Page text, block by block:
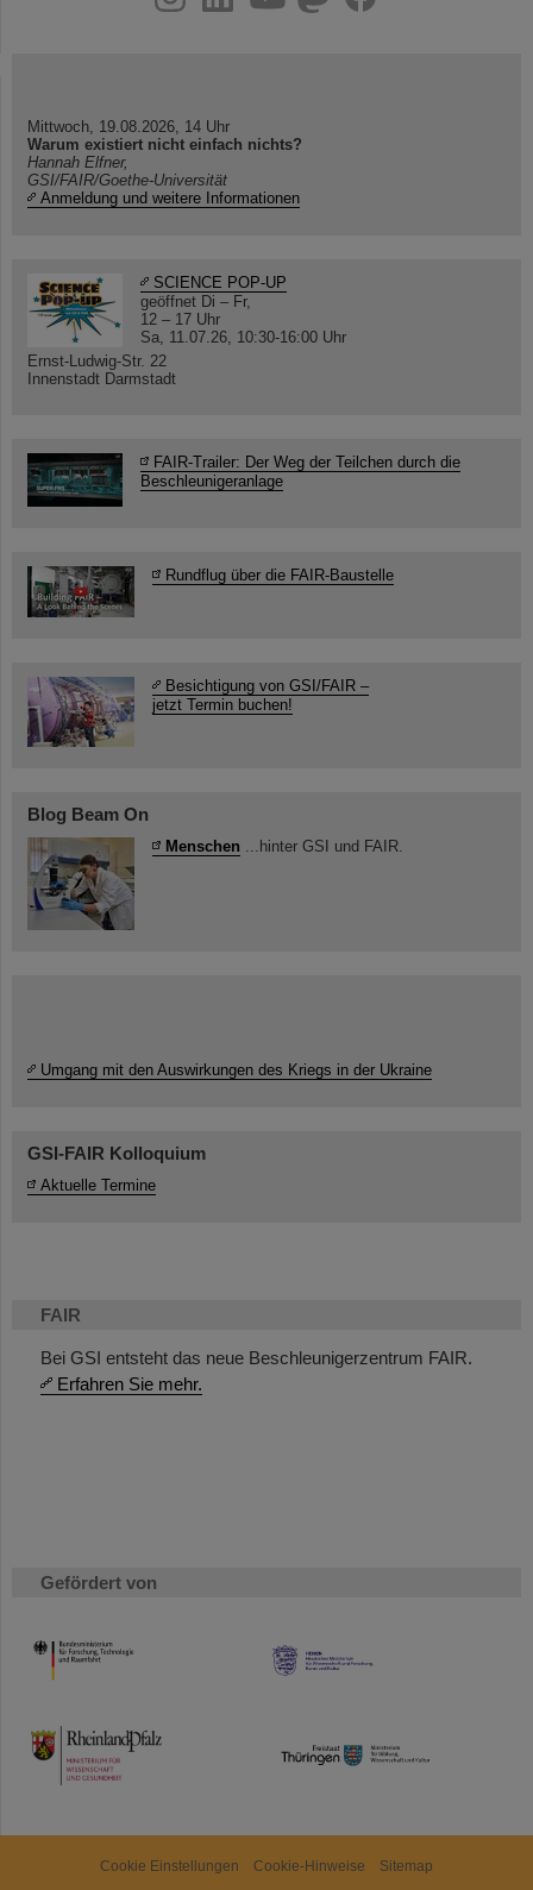
FAIR
Bei GSI entsteht das neue Beschleunigerzentrum FAIR.
Erfahren Sie mehr.
Gefördert von
HMWK
TMWWDG
Mittwoch, 19.08.2026, 14 Uhr
Warum existiert nicht einfach nichts?
Hannah Elfner,
GSI/FAIR/Goethe-Universität
Anmeldung und weitere Informationen
SCIENCE POP-UP
geöffnet Di – Fr,
12 – 17 Uhr
Sa, 11.07.26, 10:30-16:00 Uhr
Ernst-Ludwig-Str. 22
Innenstadt Darmstadt
FAIR-Trailer: Der Weg der Teilchen durch die
Beschleunigeranlage
Rundflug über die FAIR-Baustelle
Besichtigung von GSI/FAIR –
jetzt Termin buchen!
Blog Beam On
Menschen ...hinter GSI und FAIR.
Umgang mit den Auswirkungen des Kriegs in der Ukraine
GSI-FAIR Kolloquium
Aktuelle Termine
Cookie Einstellungen Cookie-Hinweise Sitemap